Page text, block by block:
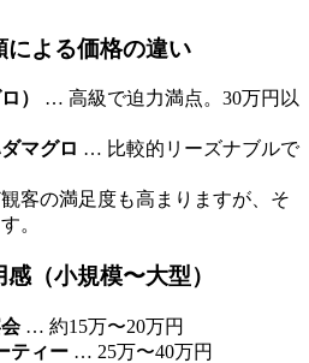
による価格の違い
）
… 高級で迫力満点。30万円以
マグロ … 比較的リーズナブルで
客の満足度も高まりますが、そ
。
（小規模〜大型）
… 約15万〜20万円
ティー … 25万〜40万円